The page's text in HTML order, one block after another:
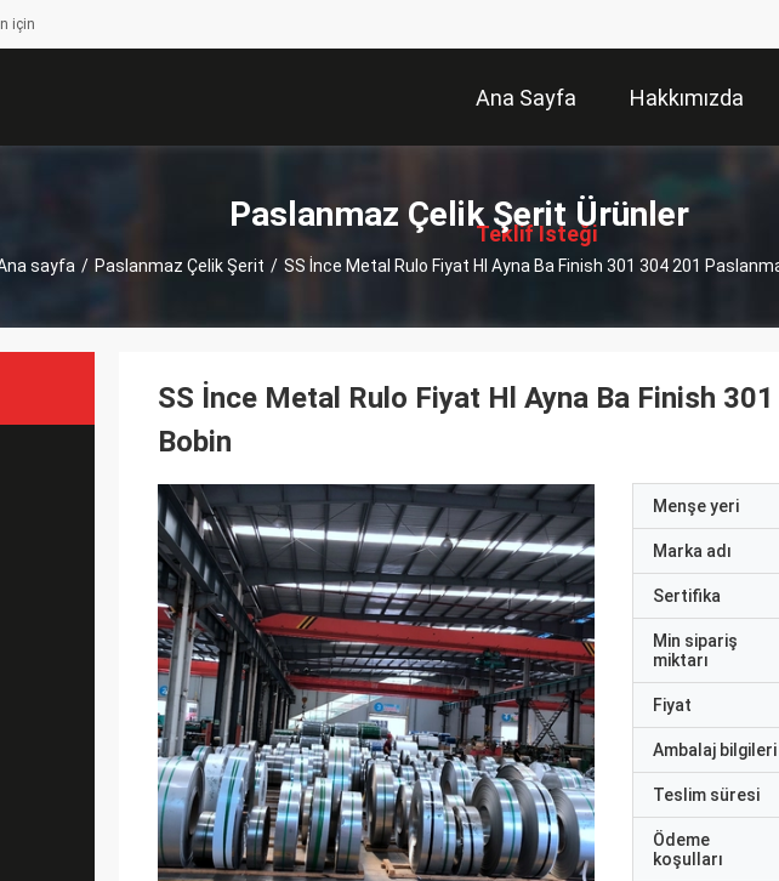
için
Ana Sayfa Hakkımızda
述
Teklif Isteği
Paslanmaz Çelik Şerit Ürünler
sayfa / Paslanmaz Çelik Şerit / SS İnce Metal Rulo Fiyat Hl Ayna Ba Finish 301 304 201
SS İnce Metal Rulo Fiyat Hl Ayna Ba Finish
Bobin
Menşe yeri
Marka adı
Sertifika
Min sipariş
miktarı
Fiyat
Ambalaj bilgileri
Teslim süresi
Ödeme
koşulları